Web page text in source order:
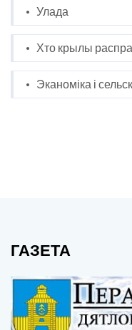
Улада
Хто крылы
Эканоміка і
ГАЗЕТА